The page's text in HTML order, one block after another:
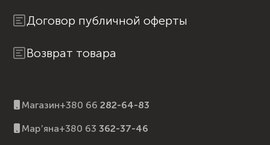
Договор публичной оферты
Возврат товара
Магазин+380 66 282-64-83
Марʼяна+380 63 362-37-46